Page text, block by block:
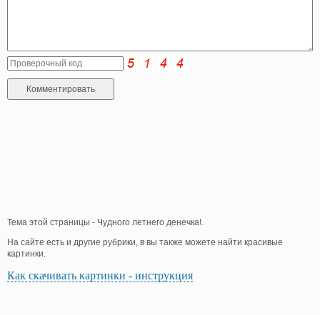
Тема этой страницы - Чудного летнего денечка!.
На сайте есть и другие рубрики, в вы также можете найти красивые
картинки.
Как скачивать картинки - инструкция